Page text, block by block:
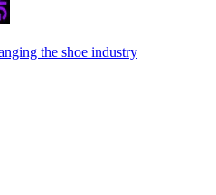
the shoe industry